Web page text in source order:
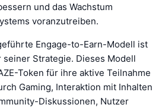
und das Wachstum
voranzutreiben.
Engage-to-Earn-Modell ist
Strategie. Dieses Modell
Token für ihre aktive Teilnahme
Gaming, Interaktion mit Inhalten
Diskussionen, Nutzer